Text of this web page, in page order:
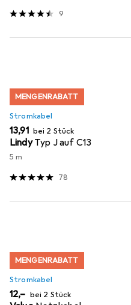
9
MENGENRABATT
Stromkabel
EUR
13,91 bei 2 Stück
Lindy Typ J auf C13
5 m
78
MENGENRABATT
Stromkabel
EUR
12,– bei 2 Stück